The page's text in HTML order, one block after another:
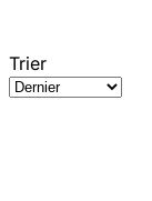
Trier